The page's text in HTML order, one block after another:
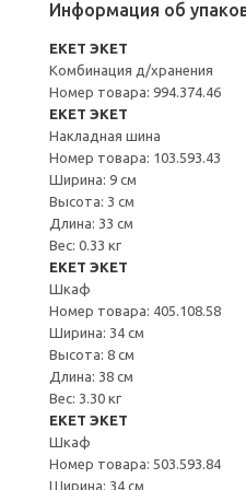
Информация об
EKET ЭКЕТ
Комбинация д/хранения
Номер товара: 994.374.46
EKET ЭКЕТ
Накладная шина
Номер товара: 103.593.43
Ширина: 9 см
Высота: 3 см
Длина: 33 см
Вес: 0.33 кг
EKET ЭКЕТ
Шкаф
Номер товара: 405.108.58
Ширина: 34 см
Высота: 8 см
Длина: 38 см
Вес: 3.30 кг
EKET ЭКЕТ
Шкаф
Номер товара: 503.593.84
Ширина: 34 см